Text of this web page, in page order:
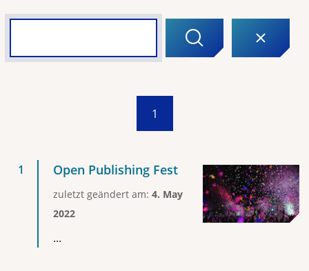
1
Open Publishing Fest
zuletzt geändert am: 4. May
2022
...